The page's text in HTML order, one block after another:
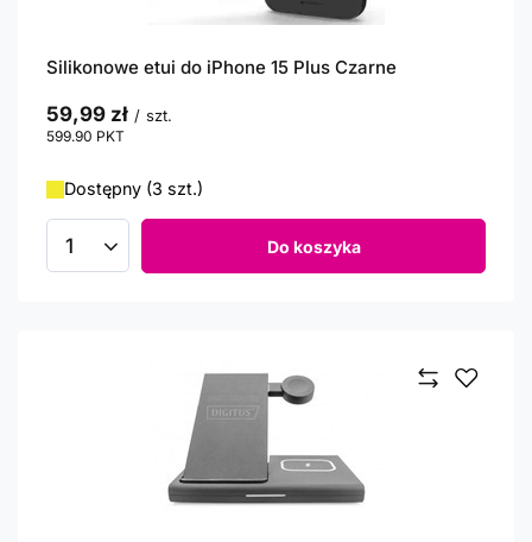
Silikonowe etui do iPhone 15 Plus Czarne
59,99 zł / szt.
599.90 PKT
Dostępny (3 szt.)
Ilość produktów Do koszyka